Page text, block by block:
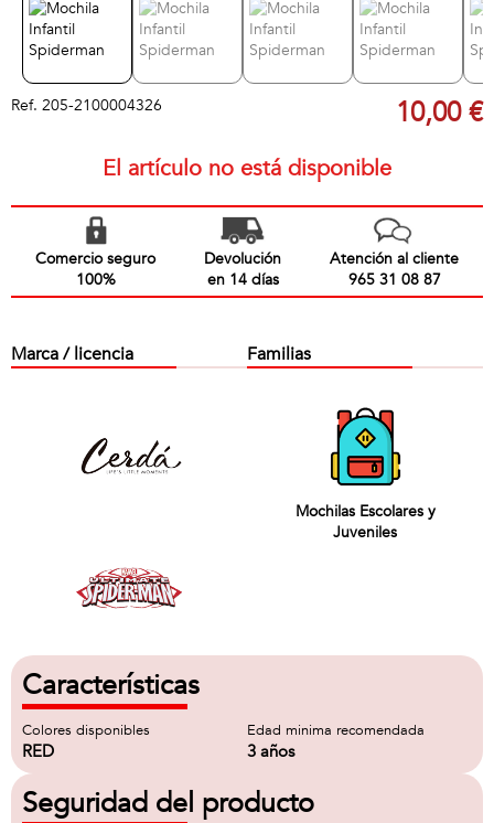
Ref. 205-2100004326 10,00 €
El artículo no está disponible
Comercio seguro
100%
Devolución
en 14 días
Atención al cliente
965 31 08 87
Marca / licencia Familias
Mochilas Escolares y
Juveniles
Características
Colores disponibles
RED
Edad minima recomendada
3 años
Seguridad del producto